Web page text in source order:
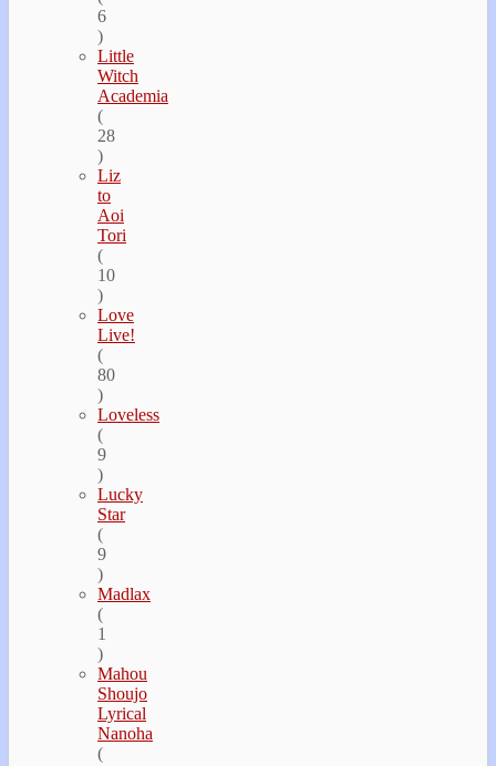
6
)
Little
Witch
Academia
(
28
)
Liz
to
Aoi
Tori
(
10
)
Love
Live!
(
80
)
Loveless
(
9
)
Lucky
Star
(
9
)
Madlax
(
1
)
Mahou
Shoujo
Lyrical
Nanoha
(